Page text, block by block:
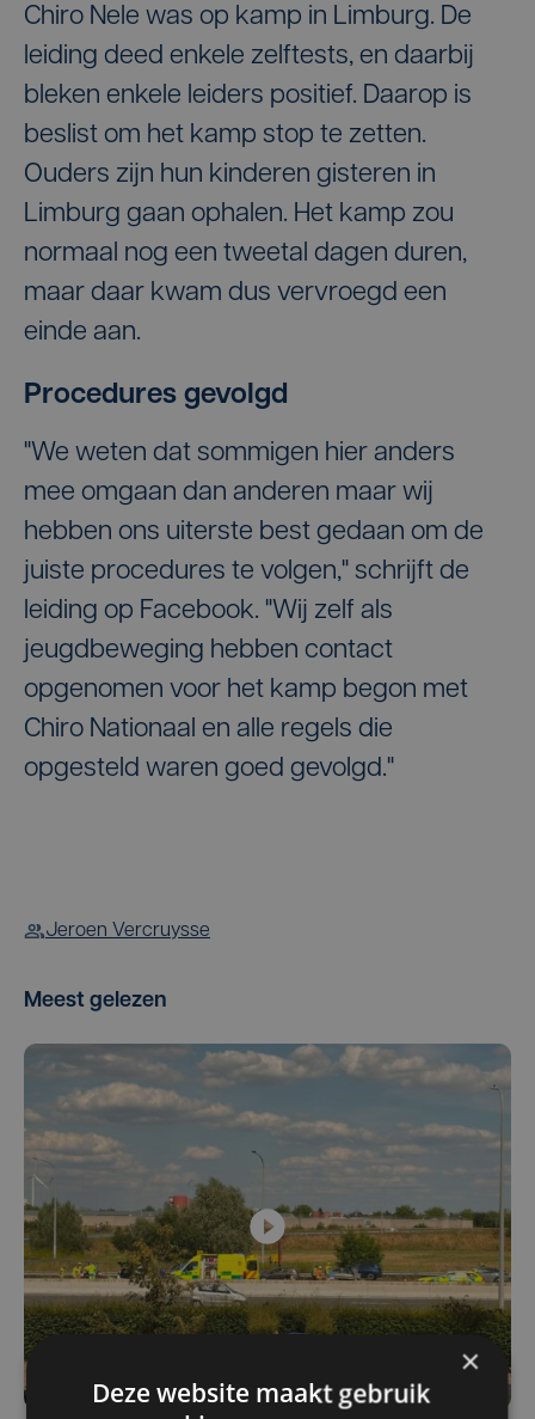
Chiro Nele was op kamp in Limburg. De
leiding deed enkele zelftests, en daarbij
bleken enkele leiders positief. Daarop is
beslist om het kamp stop te zetten.
Ouders zijn hun kinderen gisteren in
Limburg gaan ophalen. Het kamp zou
normaal nog een tweetal dagen duren,
maar daar kwam dus vervroegd een
einde aan.
Procedures gevolgd
"We weten dat sommigen hier anders
mee omgaan dan anderen maar wij
hebben ons uiterste best gedaan om de
juiste procedures te volgen," schrijft de
leiding op Facebook. "Wij zelf als
jeugdbeweging hebben contact
opgenomen voor het kamp begon met
Chiro Nationaal en alle regels die
opgesteld waren goed gevolgd."
Jeroen Vercruysse
Meest gelezen
×
Deze website maakt gebruik